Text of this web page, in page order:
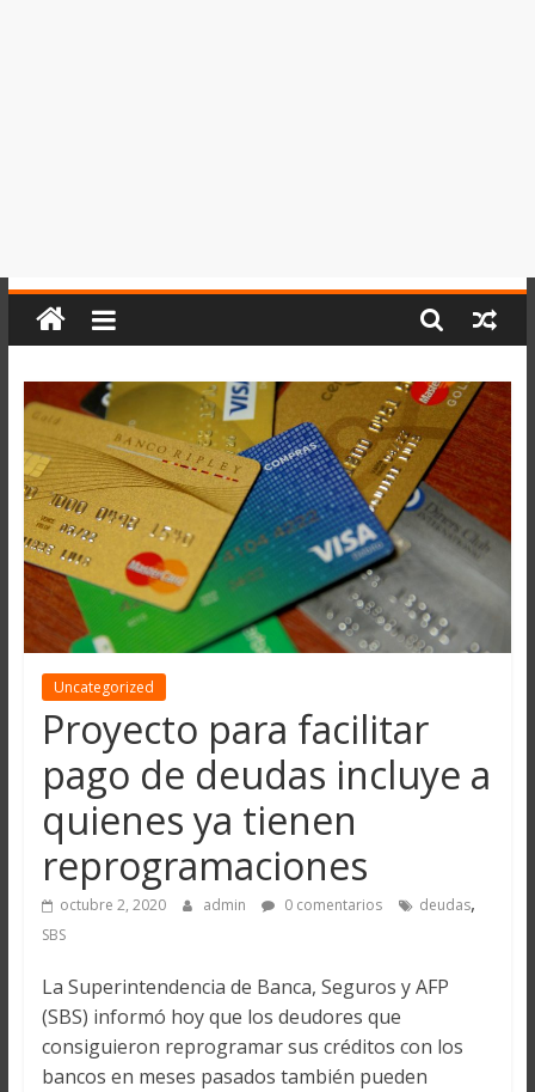
Uncategorized
Proyecto para facilitar
pago de deudas incluye a
quienes ya tienen
reprogramaciones
octubre 2, 2020 admin 0 comentarios deudas,
SBS
La Superintendencia de Banca, Seguros y AFP
(SBS) informó hoy que los deudores que
consiguieron reprogramar sus créditos con los
bancos en meses pasados también pueden